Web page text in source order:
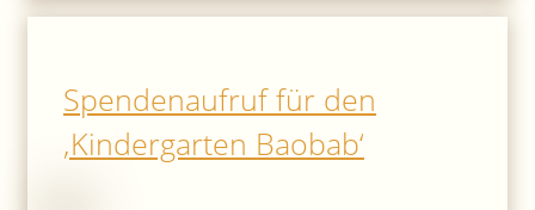
Spendenaufruf für den
‚Kindergarten Baobab‘